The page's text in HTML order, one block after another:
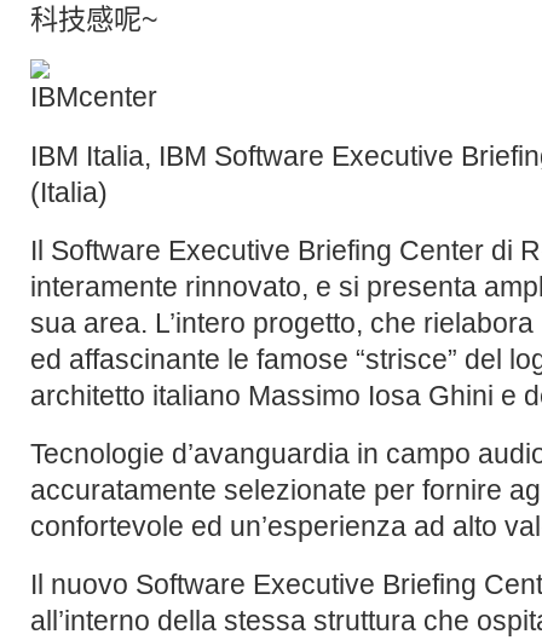
科技感呢~
IBM Italia, IBM Software Executive
(Italia)
Il Software Executive Briefing Center di
interamente rinnovato, e si presenta
sua area. L’intero progetto, che
ed affascinante le famose “strisce” del
architetto italiano Massimo Iosa Ghini e
Tecnologie d’avanguardia in campo
accuratamente selezionate per fornire
confortevole ed un’esperienza ad alto
Il nuovo Software Executive Briefing
all’interno della stessa struttura che